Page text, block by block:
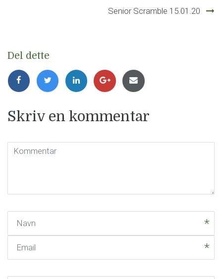
Senior Scramble 15.01.20
Del dette
Skriv en kommentar
Kommentar